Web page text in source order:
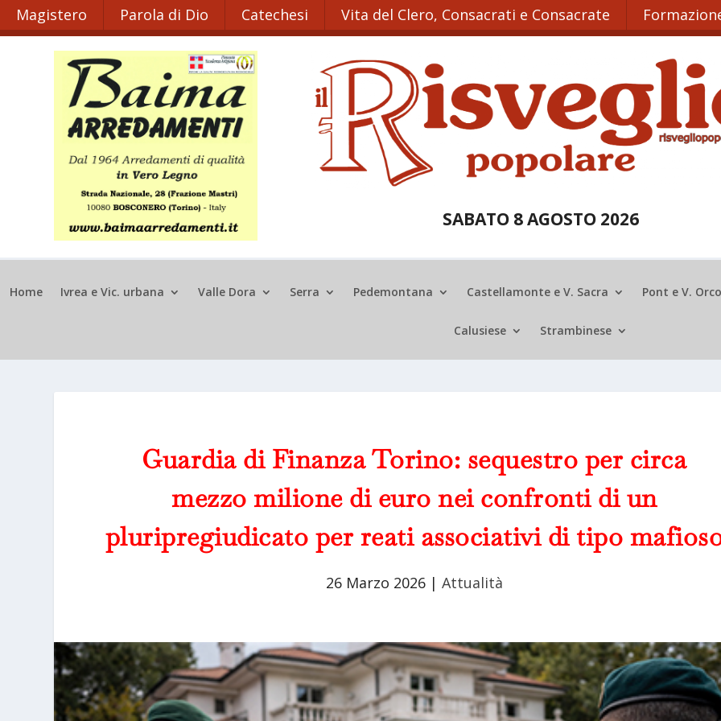
Magistero Parola di Dio Catechesi Vita del Clero, Consacrati e Consacrate
SABATO 8 AGOSTO 2026
Home Ivrea e Vic. urbana Valle Dora Serra Pedemontana Castellamonte e V. Sacra Pont e V.
Calusiese Strambinese
Guardia di Finanza Torino: sequestro per circa
mezzo milione di euro nei confronti di un
pluripregiudicato per reati associativi di tipo
26 Marzo 2026| Attualità